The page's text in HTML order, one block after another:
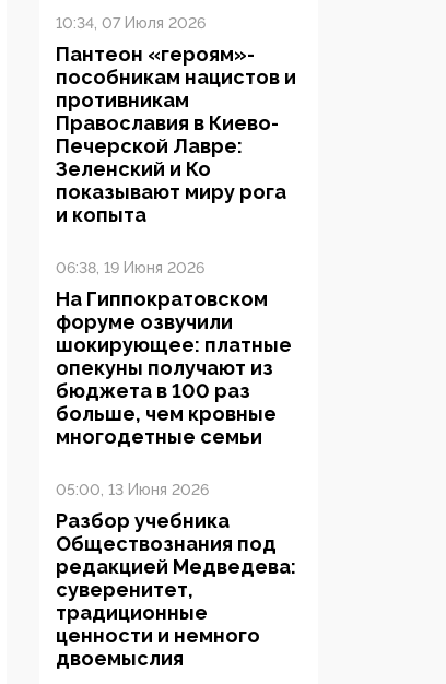
10:34, 07 Июля 2026
Пантеон «героям»-
пособникам нацистов и
противникам
Православия в Киево-
Печерской Лавре:
Зеленский и Ко
показывают миру рога
и копыта
06:38, 19 Июня 2026
На Гиппократовском
форуме озвучили
шокирующее: платные
опекуны получают из
бюджета в 100 раз
больше, чем кровные
многодетные семьи
05:00, 13 Июня 2026
Разбор учебника
Обществознания под
редакцией Медведева:
суверенитет,
традиционные
ценности и немного
двоемыслия